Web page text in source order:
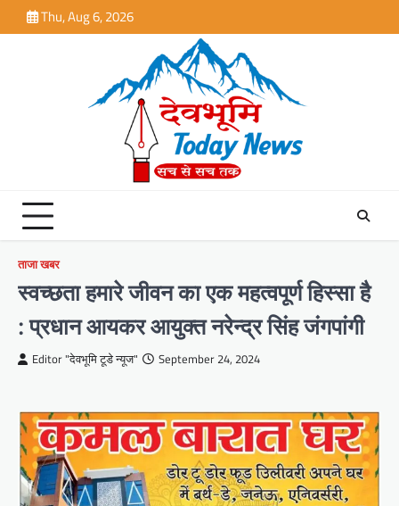
to
Thu, Aug 6, 2026
ताजा खबर
स्वच्छता हमारे जीवन का एक महत्वपूर्ण हिस्सा है
: प्रधान आयकर आयुक्त नरेन्द्र सिंह जंगपांगी
Editor "देवभूमि टूडे न्यूज" September 24, 2024